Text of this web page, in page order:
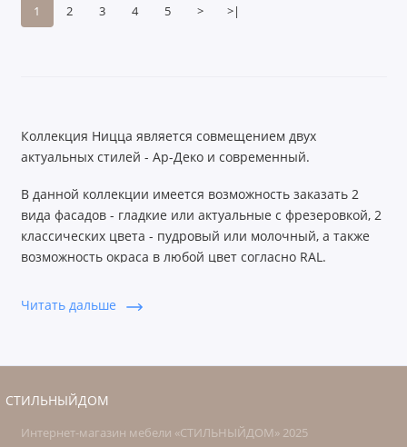
1 2 3 4 5 > >|
Коллекция Ницца является совмещением двух
актуальных стилей - Ар-Деко и современный.
В данной коллекции имеется возможность заказать 2
вида фасадов - гладкие или актуальные с фрезеровкой, 2
классических цвета - пудровый или молочный, а также
возможность окраса в любой цвет согласно RAL.
массива бука и дополняется МДФ. Благодаря данным
современной стилистики.
Читать дальше
СТИЛЬНЫЙДОМ
Интернет-магазин мебели «СТИЛЬНЫЙДОМ» 2025